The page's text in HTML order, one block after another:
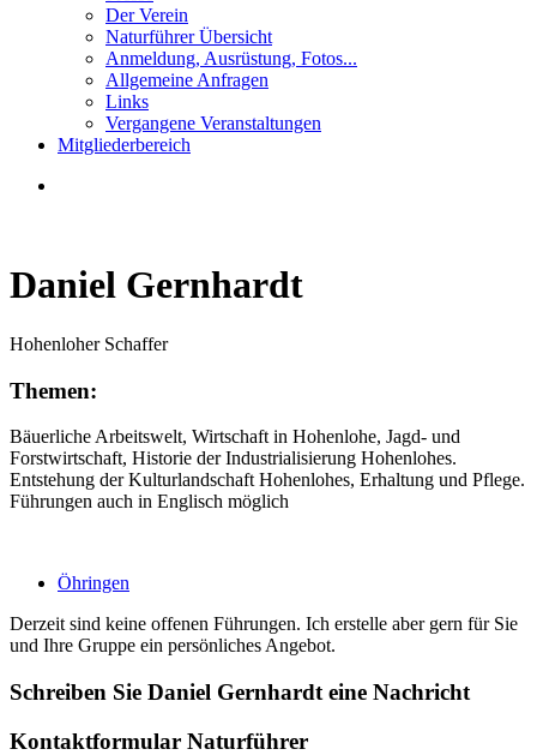
Der Verein
Naturführer Übersicht
Anmeldung, Ausrüstung, Fotos...
Allgemeine Anfragen
Links
Vergangene Veranstaltungen
Mitgliederbereich
Daniel Gernhardt
Hohenloher Schaffer
Themen:
Bäuerliche Arbeitswelt, Wirtschaft in Hohenlohe, Jagd- und
Forstwirtschaft, Historie der Industrialisierung Hohenlohes.
Entstehung der Kulturlandschaft Hohenlohes, Erhaltung und Pflege.
Führungen auch in Englisch möglich
Öhringen
Derzeit sind keine offenen Führungen. Ich erstelle aber gern für Sie
und Ihre Gruppe ein persönliches Angebot.
Schreiben Sie Daniel Gernhardt eine Nachricht
Kontaktformular Naturführer